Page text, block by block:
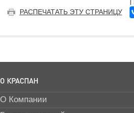
РАСПЕЧАТАТЬ ЭТУ СТРАНИЦУ
О КРАСПАН
О Компании